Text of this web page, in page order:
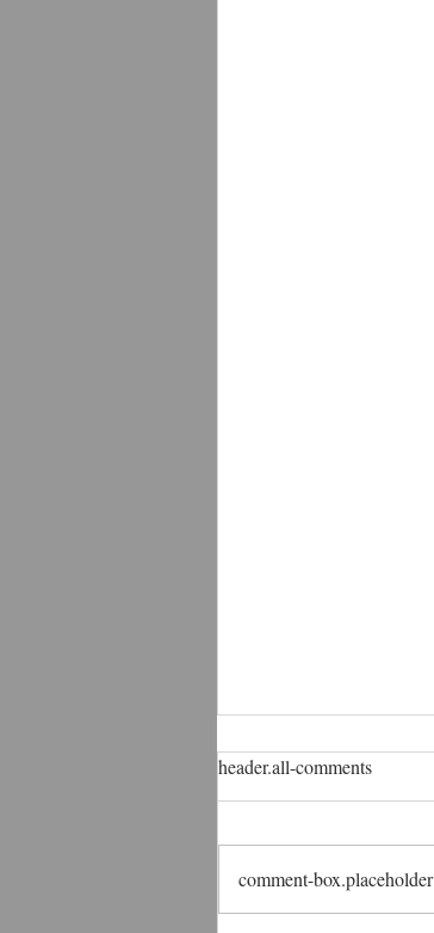
header.all-comments
comment-box.placeholder